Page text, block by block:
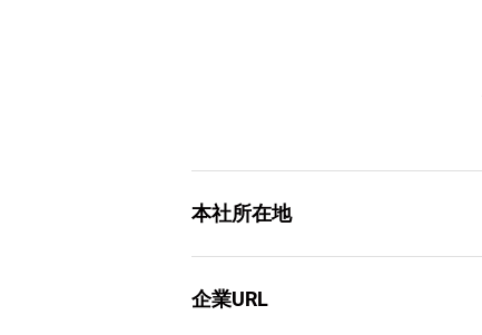
本社所在地
企業URL